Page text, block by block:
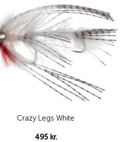
Crazy Legs White
495 kr.